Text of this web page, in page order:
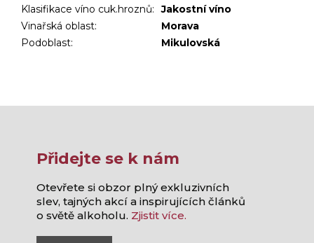
Klasifikace víno cuk.hroznů:
Jakostní víno
Vinařská oblast:
Morava
Podoblast: Mikulovská
Přidejte se k nám
Otevřete si obzor plný exkluzivních
slev, tajných akcí a inspirujících článků
o světě alkoholu. Zjistit více.